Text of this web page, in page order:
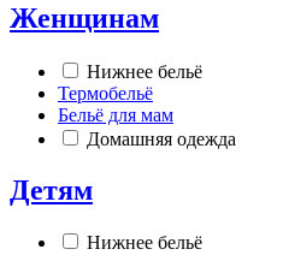
Женщинам
Нижнее бельё
Термобельё
Бельё для мам
Домашняя одежда
Детям
Нижнее бельё